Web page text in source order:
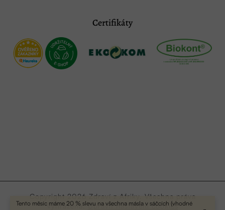
Tento měsíc máme 20 % slevu na všechna másla v sáčcích (vhodné
Certifikáty
Copyright 2026 Zdraví z Afriky . Všechna práva
vyhrazena.Upravit nastavení cookies